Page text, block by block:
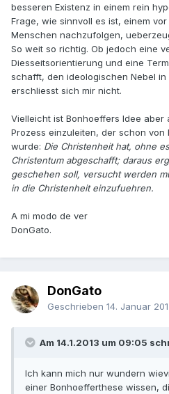
besseren Existenz in einem rein
Frage, wie sinnvoll es ist, einem
Menschen nachzufolgen,
So weit so richtig. Ob jedoch eine
Diesseitsorientierung und eine
schafft, den ideologischen Nebel
erschliesst sich mir nicht.
Vielleicht ist Bonhoeffers Idee aber
Prozess einzuleiten, der schon
wurde: Die Christenheit hat, ohne
Christentum abgeschafft; daraus
geschehen soll, versucht werden
in die Christenheit einzufuehren.
A mi modo de ver
DonGato.
DonGato
Geschrieben 14. Januar
Am 14.1.2013 um 09:05
Ich kann mich nur wundern
einer Bonhoefferthese wissen,